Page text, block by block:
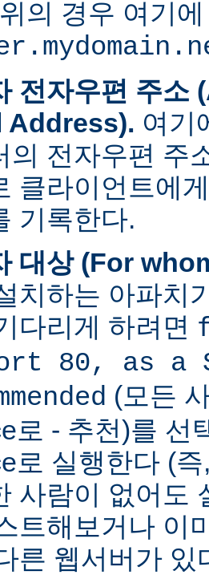
의 경우 여기에
전자우편 주
Address). 여기
의 전자우편 주
클라이언트에
기록한다.
대상 (For
치하는 아파치
다리게 하려면
80, as a
(모든
로 - 추천)를 선
로 실행한다 (
사람이 없어도
트해보거나 이
른 웹서버가